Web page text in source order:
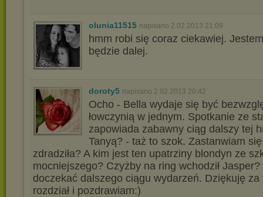
olunia11515 napisano 2.02.2013 21:09
hmm robi się coraz ciekawiej.
będzie dalej.
doroty5 napisano 2.02.2013 20:42
Ocho - Bella wydaje się być
łowczynią w jednym. Spotkanie ze
zapowiada zabawny ciąg dalszy tej
Tanyą? - taż to szok. Zastanwiam
zdradziła? A kim jest ten upatrziny blondyn ze
mocniejszego? Czyżby na ring wchodził
doczekać dalszego ciągu wydarzeń. Dziękuję
rozdział i pozdrawiam:)